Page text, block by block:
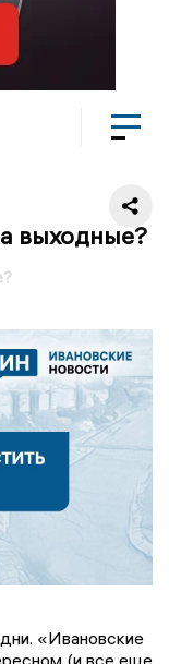
выходные?
«Ивановские
(и все еще